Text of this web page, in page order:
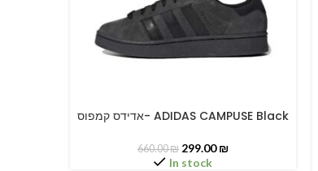
SELECT OPTIONSאדידס קמפוס- ADIDAS CAMPUSE Black
660.00₪ 299.00₪
In stock